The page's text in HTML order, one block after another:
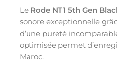
Le Rode NT1 5th Gen
sonore exceptionnelle
d’une pureté
optimisée permet
Maroc.